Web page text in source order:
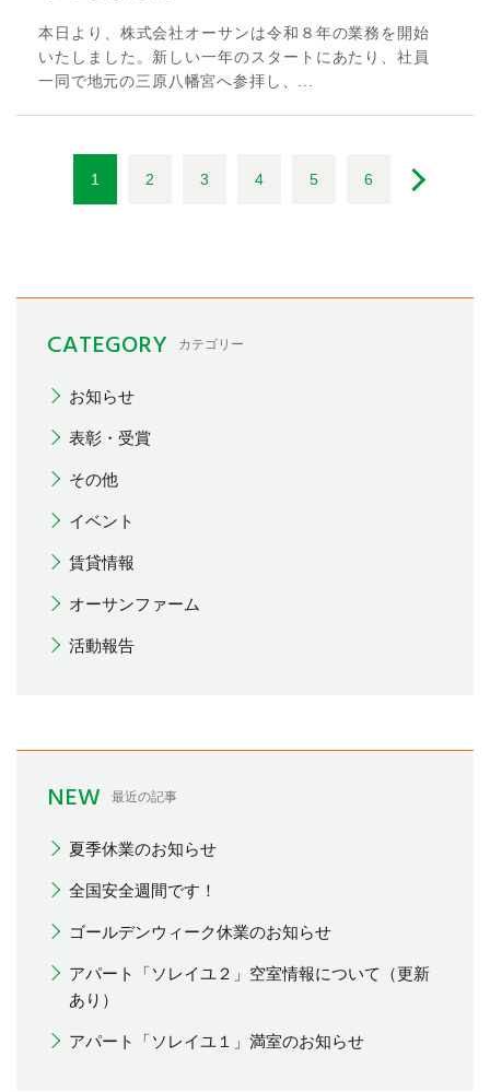
本日より、株式会社オーサンは令和８年の業務を開始
いたしました。新しい一年のスタートにあたり、社員
一同で地元の三原八幡宮へ参拝し、...
1 2 3 4 5 6
CATEGORY カテゴリー
お知らせ
表彰・受賞
その他
イベント
賃貸情報
オーサンファーム
活動報告
NEW 最近の記事
夏季休業のお知らせ
全国安全週間です！
ゴールデンウィーク休業のお知らせ
アパート「ソレイユ２」空室情報について（更新
あり）
アパート「ソレイユ１」満室のお知らせ